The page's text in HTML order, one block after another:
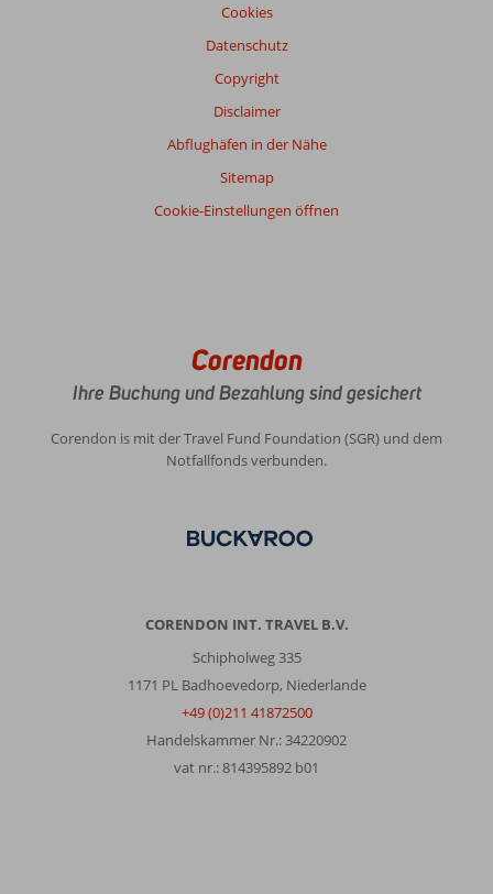
Cookies
Datenschutz
Copyright
Disclaimer
Abflughäfen in der Nähe
Sitemap
Cookie-Einstellungen öffnen
Corendon
Ihre Buchung und Bezahlung sind gesichert
Corendon is mit der Travel Fund Foundation (SGR) und dem
Notfallfonds verbunden.
CORENDON INT. TRAVEL B.V.
Schipholweg 335
1171 PL Badhoevedorp, Niederlande
+49 (0)211 41872500
Handelskammer Nr.: 34220902
vat nr.: 814395892 b01